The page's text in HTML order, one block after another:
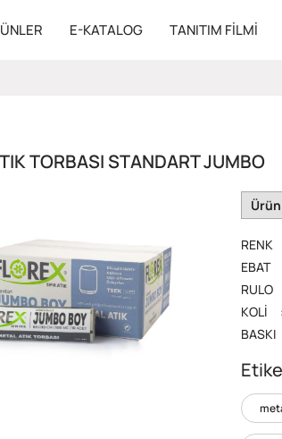
E-KATALOG TANITIM FILMI
TORBASI STANDART JUMBO
EBAT
KOLİ :
BASKI